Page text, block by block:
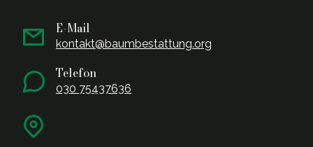
E-Mail
kontakt@baumbestattung.org
Telefon
030 75437636